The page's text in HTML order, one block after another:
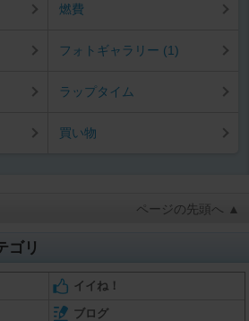
燃費
フォトギャラリー (1)
ラップタイム
買い物
ページの先頭へ ▲
ゴリ
イイね！
ブログ